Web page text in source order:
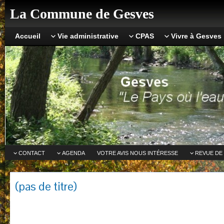
La Commune de Gesves
Accueil Vie administrative CPAS Vivre à Gesves
CONTACT AGENDA VOTRE AVIS NOUS INTÉRESSE REVUE DE
(pas de titre)